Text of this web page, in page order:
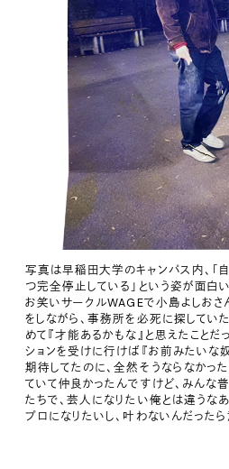
写真は早稲田大学のキャンパス内、「
つ完全停止している」という姿が面白
お笑いサークルWAGEで小島よしおさ
をしながら、事務所を必死に探してい
めて『才能あるかもな』と思えたことだ
ションを受けに行けば『お前みたいな
期待してたのに、全然そうならなかっ
ていて仲良かったんですけど、みんな
たちで、芸人になりたい俺とは違うなあ
プロになりたいし、叶わないんだったら